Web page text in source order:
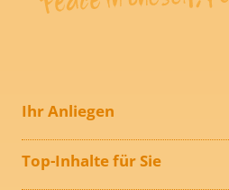
Ihr Anliegen
Top-Inhalte für Sie